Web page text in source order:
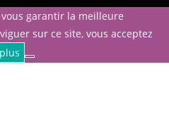
garantir la meilleure
sur ce site, vous acceptez